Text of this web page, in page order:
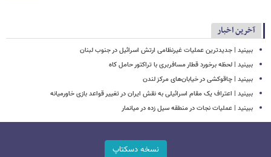
آخرین اخبار
ببینید | جدیدترین عملیات غیرنظامی ارتش اسرائیل در جنوب لبنان
ببینید | لحظه برخورد قطار مسافربری با تراکتور حامل کاه
ببینید | چاقوکشی در خیابان‌های مرکز لندن
ببینید | اعتراف یک مقام اسرائیلی به نقش ایران در تغییر قواعد بازی خاورمیانه
ببینید | عملیات نجات در منطقه سیل زده در میانمار
نسخه دسکتاپ